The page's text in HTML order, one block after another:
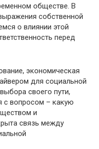
обществе. В
собственной
о влиянии этой
перед
экономическая
для социальной
своего пути,
с вопросом – какую
и
связь между